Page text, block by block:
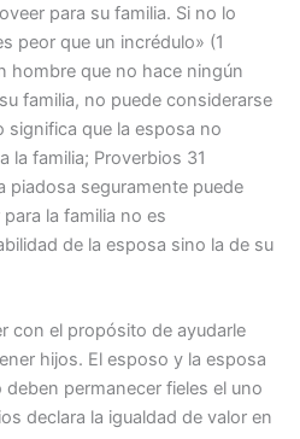
para su familia. Si no lo
peor que un incrédulo» (1
hombre que no hace ningún
familia, no puede considerarse
que la esposa no
la familia; Proverbios 31
piadosa seguramente puede
la familia no es
de la esposa sino la de su
con el propósito de ayudarle
hijos. El esposo y la esposa
permanecer fieles el uno
declara la igualdad de valor en